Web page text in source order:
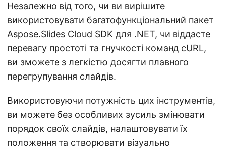
Незалежно від того, чи ви вирішите
використовувати багатофункціональний пакет
Aspose.Slides Cloud SDK для .NET, чи віддасте
перевагу простоті та гнучкості команд cURL,
ви зможете з легкістю досягти плавного
перегрупування слайдів.
Використовуючи потужність цих інструментів,
ви можете без особливих зусиль змінювати
порядок своїх слайдів, налаштовувати їх
положення та створювати візуально